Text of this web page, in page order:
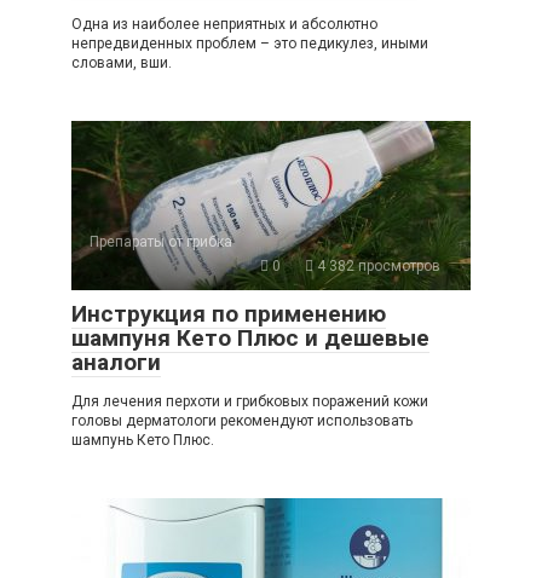
Одна из наиболее неприятных и абсолютно
непредвиденных проблем – это педикулез, иными
словами, вши.
Препараты от грибка
0
4 382 просмотров
Инструкция по применению
шампуня Кето Плюс и дешевые
аналоги
Для лечения перхоти и грибковых поражений кожи
головы дерматологи рекомендуют использовать
шампунь Кето Плюс.